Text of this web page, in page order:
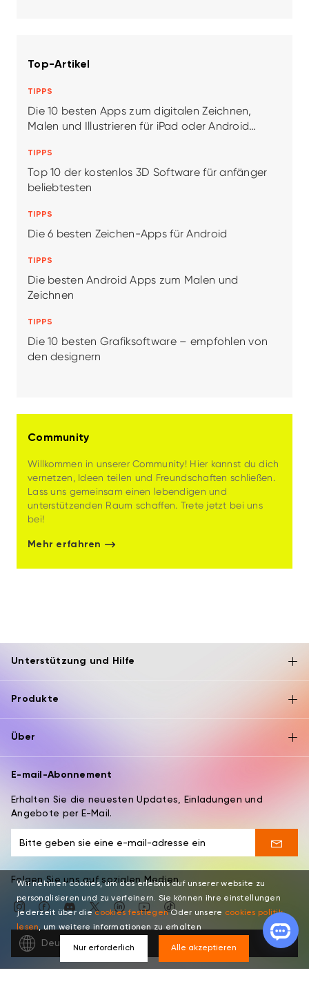
Top-Artikel
TIPPS
Die 10 besten Apps zum digitalen Zeichnen,
Malen und Illustrieren für iPad oder Android
TIPPS
Top 10 der kostenlos 3D Software für anfänger
beliebtesten
TIPPS
Die 6 besten Zeichen-Apps für Android
TIPPS
Die besten Android Apps zum Malen und
Zeichnen
TIPPS
Die 10 besten Grafiksoftware – empfohlen von
den designern
Community
Willkommen in unserer Community! Hier kannst du dich
vernetzen, Ideen teilen und Freundschaften schließen.
Lass uns gemeinsam einen lebendigen und
unterstützenden Raum schaffen. Trete jetzt bei uns
bei!
Mehr erfahren
Unterstützung und Hilfe
Produkte
Über
E-mail-Abonnement
Erhalten Sie die neuesten Updates, Einladungen und
Angebote per E-Mail.
Folgen Sie uns auf sozialen Medien
Deutsch
Wir nehmen cookies, um das erlebnis auf unserer website zu
personalisieren und zu verfeinern. Sie können ihre einstellungen
jederzeit über die cookies festlegenOder unsere cookies politik
lesen, um weitere informationen zu erhalten
Nur erforderlich Alle akzeptieren